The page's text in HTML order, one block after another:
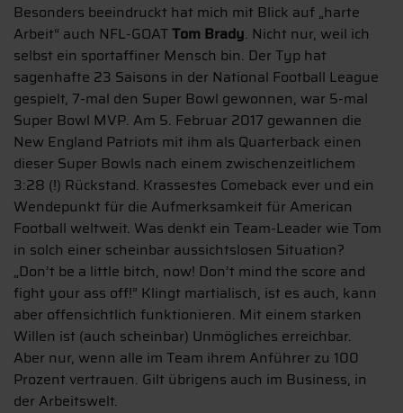
Besonders beeindruckt hat mich mit Blick auf „harte
Arbeit“ auch NFL-GOATTom Brady. Nicht nur, weil ich
selbst ein sportaffiner Mensch bin. Der Typ hat
sagenhafte 23 Saisons in der National Football League
gespielt, 7-mal den Super Bowl gewonnen, war 5-mal
Super Bowl MVP. Am 5. Februar 2017 gewannen die
New England Patriots mit ihm als Quarterback einen
dieser Super Bowls nach einem zwischenzeitlichem
3:28 (!) Rückstand. Krassestes Comeback ever und ein
Wendepunkt für die Aufmerksamkeit für American
Football weltweit. Was denkt ein Team-Leader wie Tom
in solch einer scheinbar aussichtslosen Situation?
„Don’t be a little bitch, now! Don’t mind the score and
fight your ass off!” Klingt martialisch, ist es auch, kann
aber offensichtlich funktionieren. Mit einem starken
Willen ist (auch scheinbar) Unmögliches erreichbar.
Aber nur, wenn alle im Team ihrem Anführer zu 100
Prozent vertrauen. Gilt übrigens auch im Business, in
der Arbeitswelt.